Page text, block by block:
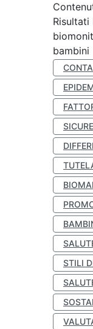
Risultati
bambini
STILI